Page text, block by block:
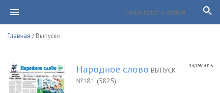
Главная / Выпуски
13/09/2013
Народное слово ВЫПУСК
№181 (5825)